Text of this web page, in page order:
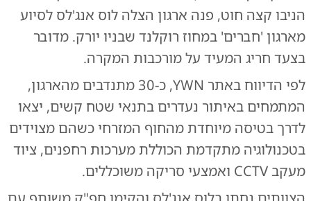
הניבו קצה חוט, פנה ארגון הצלה לוס אנג'לס לסיוע
מארגון 'חברים' במחוז רוקלנד שבניו יורק. מדובר
בצעד חריג המעיד על מורכבות המקרה.
לפי הדיווח באתר YWN, כ-30 מתנדבים מהארגון,
המתמחים באיתור נעדרים בתנאי שטח קשים, יצאו
לדרך בטיסה מיוחדת מהחוף המזרחי כשהם מצוידים
בטכנולוגיה מתקדמת הכוללת מערכות רחפנים, ציוד
מעקב CCTV ואמצעי סריקה משוכללים.